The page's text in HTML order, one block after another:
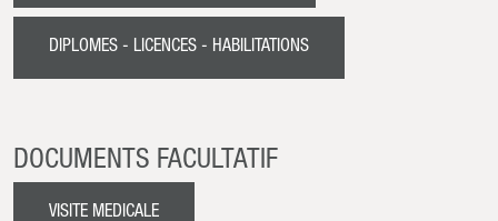
DIPLOMES - LICENCES - HABILITATIONS
DOCUMENTS FACULTATIF
VISITE MEDICALE